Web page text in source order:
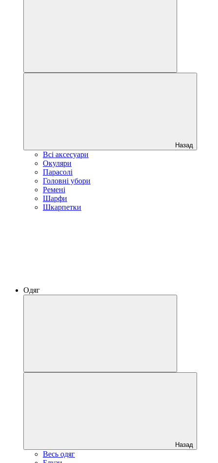
Назад
Всі аксесуари
Окуляри
Парасолі
Головні убори
Ремені
Шарфи
Шкарпетки
Одяг
Назад
Весь одяг